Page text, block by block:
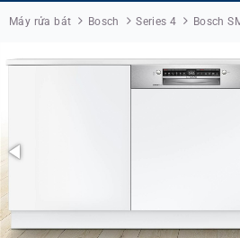
Máy rửa bát Bosch Series 4 Bosch